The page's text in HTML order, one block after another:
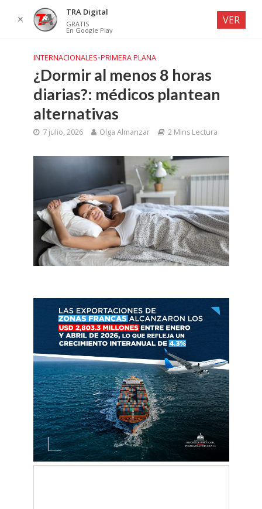
INTERNACIONALES•PRIMERA PLANA
¿Dormir al menos 8 horas
diarias?: médicos plantean
alternativas
7 julio, 2026 Olga Almanzar 2 Mins Lectura
✕
TRA Digital
GRATIS
En Google Play
VER